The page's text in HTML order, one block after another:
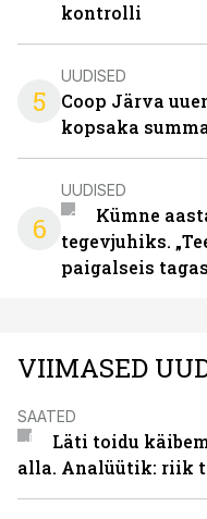
kontrolli
5
UUDISED
Coop Järva
kopsaka
6
UUDISED
Kümne
tegevjuhiks.
paigalseis
VIIMASED
SAATED
Läti toidu
alla. Analüütik: riik